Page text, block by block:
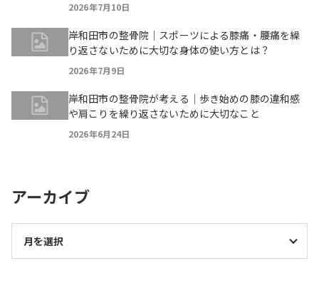
2026年7月10日
岸和田市の整骨院｜スポーツによる膝痛・腰痛を繰
り返さないために大切な身体の使い方とは？
2026年7月9日
岸和田市の整骨院が考える｜歩き始めの膝の違和感
や肩こりを繰り返さないために大切なこと
2026年6月24日
アーカイブ